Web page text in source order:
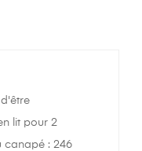
lit pour 2
canapé : 246